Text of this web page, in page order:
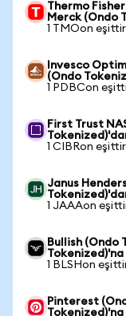
Thermo
Merck (Ondo
1 TMOon
Invesco
(Ondo
1 PDBCon
First Trust
1 CIBRon
Janus
1 JAAAon
Bullish (Ondo
Tokenized)'na
1 BLSHon
Pinterest
Tokenized)'na